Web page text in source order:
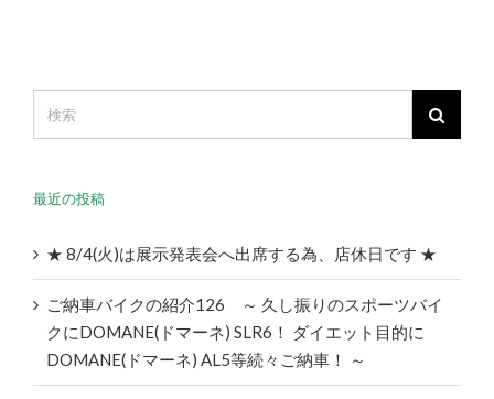
最近の投稿
★ 8/4(火)は展示発表会へ出席する為、店休日です ★
ご納車バイクの紹介126 ～ 久し振りのスポーツバイ
クにDOMANE(ドマーネ) SLR6！ ダイエット目的に
DOMANE(ドマーネ) AL5等続々ご納車！ ～